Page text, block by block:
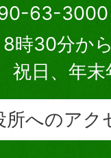
63-3000
8時30分か
祝日、年
所へのアク